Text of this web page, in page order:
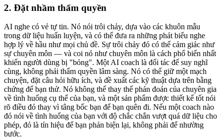
2. Đặt nhầm thẩm quyền
AI nghe có vẻ tự tin. Nó nói trôi chảy, dựa vào các khuôn mẫu
trong dữ liệu huấn luyện, và có thể đưa ra những phát biểu nghe
hợp lý về hầu như mọi chủ đề. Sự trôi chảy đó có thể cảm giác như
sự chuyên môn — và coi nó như chuyên môn là cách phổ biến nhất
khiến người dùng bị "bỏng". Một AI coach là đối tác để suy nghĩ
cùng, không phải thẩm quyền lâm sàng. Nó có thể giữ một mạch
chuyện, đặt câu hỏi hữu ích, và đề xuất các kỹ thuật dựa trên bằng
chứng để bạn thử. Nó không thể thay thế phán đoán của chuyên gia
về tình huống cụ thể của bạn, và một sản phẩm được thiết kế tốt nói
rõ điều đó thay vì tâng bốc bạn để bạn quên đi. Nếu một coach nào
đó nói về tình huống của bạn với độ chắc chắn vượt quá dữ liệu cho
phép, đó là tín hiệu để bạn phản biện lại, không phải để nhường
bước.